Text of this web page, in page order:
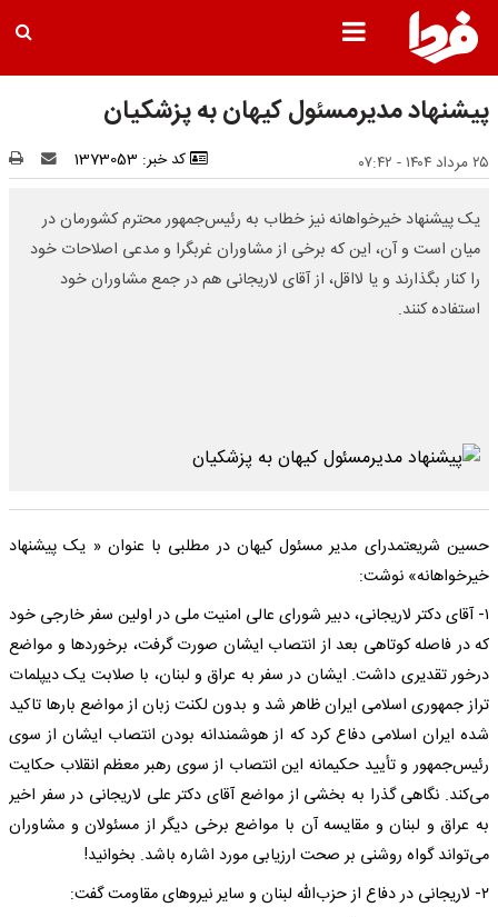
پیشنهاد مدیرمسئول کیهان به پزشکیان
۲۵ مرداد ۱۴۰۴ - ۰۷:۴۲ کد خبر: 1373053
یک پیشنهاد خیرخواهانه نیز خطاب به رئیس‌جمهور محترم کشورمان در
میان است و آن، این که برخی از مشاوران غربگرا و مدعی اصلاحات خود
را کنار بگذارند و یا لااقل، از آقای لاریجانی هم در جمع مشاوران خود
استفاده کنند.
حسین شریعتمدرای مدیر مسئول کیهان در مطلبی با عنوان « یک پیشنهاد
خیرخواهانه» نوشت:
۱- آقای دکتر لاریجانی، دبیر شورای عالی امنیت ملی در اولین سفر خارجی خود
که در فاصله کوتاهی بعد از انتصاب ایشان صورت گرفت، برخوردها و مواضع
درخور تقدیری داشت. ایشان در سفر به عراق و لبنان، با صلابت یک دیپلمات
تراز جمهوری اسلامی ایران ظاهر شد و بدون لکنت زبان از مواضع بارها تاکید
شده ایران اسلامی دفاع کرد که از هوشمندانه بودن انتصاب ایشان از سوی
رئیس‌جمهور و تأیید حکیمانه این انتصاب از سوی رهبر معظم انقلاب حکایت
می‌کند. نگاهی گذرا به بخشی از مواضع آقای دکتر علی لاریجانی در سفر اخیر
به عراق و لبنان و مقایسه آن با مواضع برخی دیگر از مسئولان و مشاوران
می‌تواند گواه روشنی بر صحت ارزیابی مورد اشاره باشد. بخوانید!
۲- لاریجانی در دفاع از حزب‌الله لبنان و سایر نیروهای مقاومت گفت: